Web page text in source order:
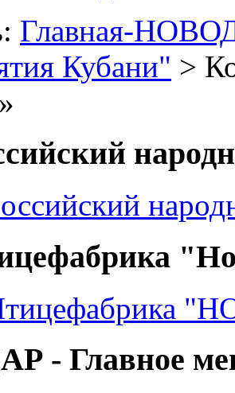
Главная-
Кубани" >
- Главное